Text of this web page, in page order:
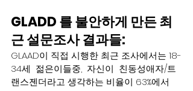
GLADD 를 불안하게 만든 최
근 설문조사 결과들:
GLAAD이 직접 시행한 최근 조사에서는 18-
34세  젊은이들중,  자신이  친동성애자/트
랜스젠더라고 생각하는 비율이 63%에서